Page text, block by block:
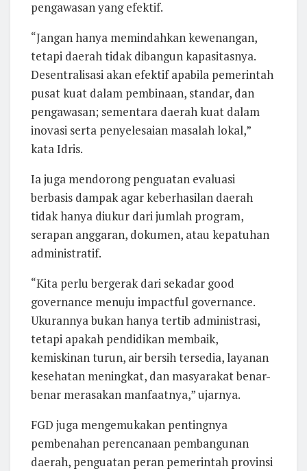
pengawasan yang efektif.
“Jangan hanya memindahkan kewenangan,
tetapi daerah tidak dibangun kapasitasnya.
Desentralisasi akan efektif apabila pemerintah
pusat kuat dalam pembinaan, standar, dan
pengawasan; sementara daerah kuat dalam
inovasi serta penyelesaian masalah lokal,”
kata Idris.
Ia juga mendorong penguatan evaluasi
berbasis dampak agar keberhasilan daerah
tidak hanya diukur dari jumlah program,
serapan anggaran, dokumen, atau kepatuhan
administratif.
“Kita perlu bergerak dari sekadar good
governance menuju impactful governance.
Ukurannya bukan hanya tertib administrasi,
tetapi apakah pendidikan membaik,
kemiskinan turun, air bersih tersedia, layanan
kesehatan meningkat, dan masyarakat benar-
benar merasakan manfaatnya,” ujarnya.
FGD juga mengemukakan pentingnya
pembenahan perencanaan pembangunan
daerah, penguatan peran pemerintah provinsi